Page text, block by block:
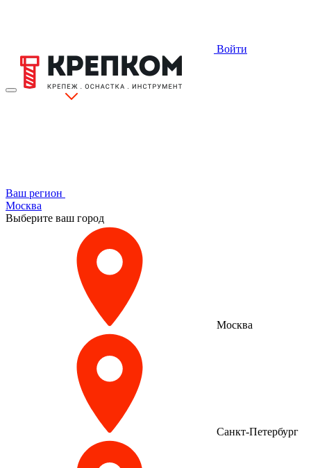
Войти
Ваш регион
Москва
Выберите ваш город
Москва
Санкт-Петербург